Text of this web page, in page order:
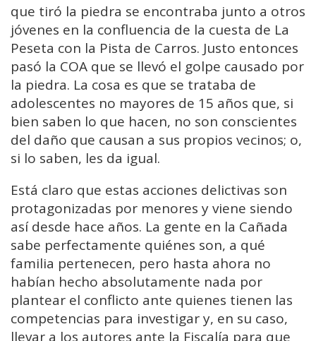
que tiró la piedra se encontraba junto a otros
jóvenes en la confluencia de la cuesta de La
Peseta con la Pista de Carros. Justo entonces
pasó la COA que se llevó el golpe causado por
la piedra. La cosa es que se trataba de
adolescentes no mayores de 15 años que, si
bien saben lo que hacen, no son conscientes
del daño que causan a sus propios vecinos; o,
si lo saben, les da igual.
Está claro que estas acciones delictivas son
protagonizadas por menores y viene siendo
así desde hace años. La gente en la Cañada
sabe perfectamente quiénes son, a qué
familia pertenecen, pero hasta ahora no
habían hecho absolutamente nada por
plantear el conflicto ante quienes tienen las
competencias para investigar y, en su caso,
llevar a los autores ante la Fiscalía para que